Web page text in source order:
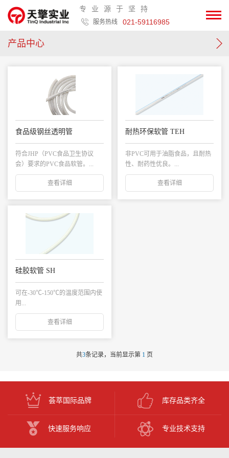
专业源于坚持
服务热线 021-59116985
产品中心
食品级钢丝透明管
符合JHP（PVC食品卫生协议
会）要求的PVC食品软管。...
查看详细
耐热环保软管 TEH
非PVC可用于油脂食品，且耐热
性、耐药性优良。...
查看详细
硅胶软管 SH
可在-30℃-150℃的温度范围内使
用...
查看详细
共3条记录，当前显示第 1 页
荟萃国际品牌 库存品类齐全
快速服务响应 专业技术支持